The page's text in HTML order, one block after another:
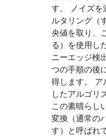
す。 ノイズを
ルタリング（
央値を取り、
る）を使用し
ニーエッジ検
つの手順の後
得します。 ア
したアルゴリ
この素晴らし
変換（通常の
す）と呼ばれ